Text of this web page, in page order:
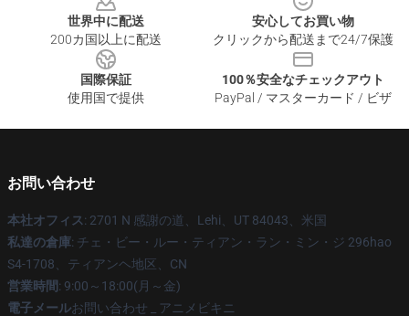
世界中に配送
200カ国以上に配送
安心してお買い物
クリックから配送まで24/7保護
国際保証
使用国で提供
100％安全なチェックアウト
PayPal / マスターカード / ビザ
お問い合わせ
本社オフィス: 2701 N 感謝の道、Lehi、UT 84043、米国
私達の倉庫: チェ・ビー・ルー・ティアン・ラン・ミン・ジ 296hao
S4-1708、ティアンヘ地区、CN
営業時間: 9:00～18:00(月～金)
電子メールお問い合わせ _ アニメビキニ